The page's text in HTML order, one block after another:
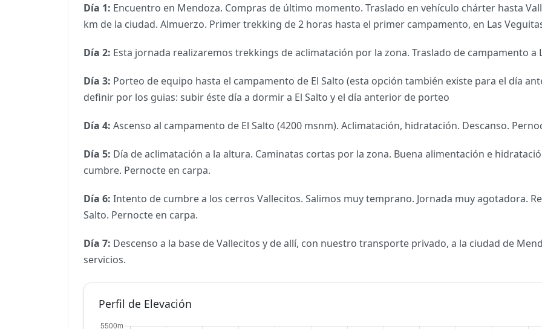
Día 1: Encuentro en Mendoza. Compras de último momento. Traslado en vehículo chárter hasta
km de la ciudad. Almuerzo. Primer trekking de 2 horas hasta el primer campamento, en Las
Día 2: Esta jornada realizaremos trekkings de aclimatación por la zona. Traslado de campamento
Día 3: Porteo de equipo hasta el campamento de El Salto (esta opción también existe para el día
definir por los guias: subir éste día a dormir a El Salto y el día anterior de porteo
Día 4: Ascenso al campamento de El Salto (4200 msnm). Aclimatación, hidratación. Descanso.
Día 5: Día de aclimatación a la altura. Caminatas cortas por la zona. Buena alimentación e
cumbre. Pernocte en carpa.
Día 6: Intento de cumbre a los cerros Vallecitos. Salimos muy temprano. Jornada muy agotadora.
Salto. Pernocte en carpa.
Día 7: Descenso a la base de Vallecitos y de allí, con nuestro transporte privado, a la ciudad de
servicios.
Perfil de Elevación